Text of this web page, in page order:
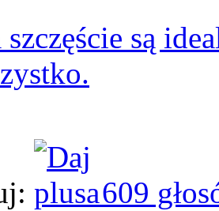
szczęście są
609